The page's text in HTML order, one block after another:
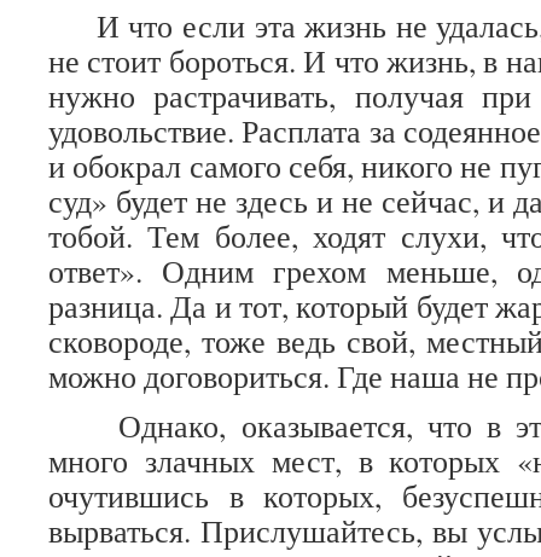
И что если эта жизнь не
не стоит бороться. И что жизнь, в
нужно растрачивать, получая
удовольствие. Расплата за
и обокрал самого себя, никого не
суд» будет не здесь и не сейчас, и
тобой. Тем более, ходят слухи,
ответ». Одним грехом меньше,
разница. Да и тот, который будет
сковороде, тоже ведь свой,
можно договориться. Где наша не
Однако, оказывается, что в
много злачных мест, в которых
очутившись в которых,
вырваться. Прислушайтесь, вы